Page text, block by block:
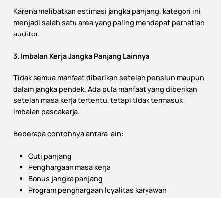
Karena melibatkan estimasi jangka panjang, kategori ini
menjadi salah satu area yang paling mendapat perhatian
auditor.
3. Imbalan Kerja Jangka Panjang Lainnya
Tidak semua manfaat diberikan setelah pensiun maupun
dalam jangka pendek. Ada pula manfaat yang diberikan
setelah masa kerja tertentu, tetapi tidak termasuk
imbalan pascakerja.
Beberapa contohnya antara lain:
Cuti panjang
Penghargaan masa kerja
Bonus jangka panjang
Program penghargaan loyalitas karyawan